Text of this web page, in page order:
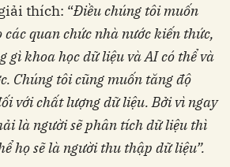
thích: “Điều chúng tôi muốn
quan chức nhà nước kiến thức,
gì khoa học dữ liệu và AI có thể và
Chúng tôi cũng muốn tăng độ
với chất lượng dữ liệu. Bởi vì ngay
là người sẽ phân tích dữ liệu thì
họ sẽ là người thu thập dữ liệu”.